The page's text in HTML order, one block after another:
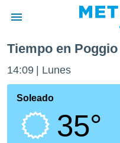
de
ha
Tiempo en
14:09 Lunes
Soleado
35°